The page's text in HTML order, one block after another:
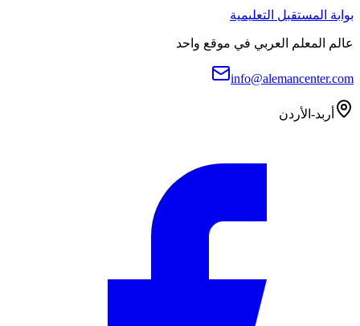
بوابة المستقبل التعليمية
عالم المعلم العربي في موقع واحد
info@alemancenter.com
أربد-الأردن